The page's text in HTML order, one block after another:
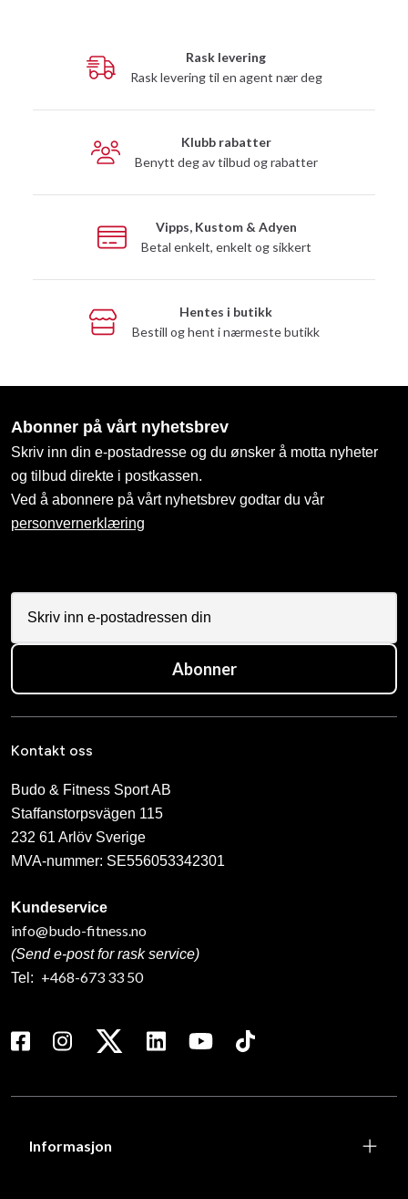
Rask levering
Rask levering til en agent nær deg
Klubb rabatter
Benytt deg av tilbud og rabatter
Vipps, Kustom & Adyen
Betal enkelt, enkelt og sikkert
Hentes i butikk
Bestill og hent i nærmeste butikk
Abonner på vårt nyhetsbrev
Skriv inn din e-postadresse og du ønsker å motta nyheter
og tilbud direkte i postkassen.
Ved å abonnere på vårt nyhetsbrev godtar du vår
personvernerklæring
Abonner
Kontakt oss
Budo & Fitness Sport AB
Staffanstorpsvägen 115
232 61 Arlöv Sverige
MVA-nummer: SE556053342301
Kundeservice
info@budo-fitness.no
(Send e-post for rask service)
Tel: +468-673 33 50
Informasjon